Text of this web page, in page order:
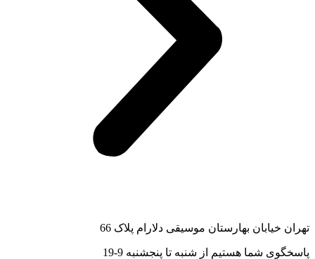
تهران خیابان بهارستان موسیقی دلارام پلاک 66
پاسخگوی شما هستیم از شنبه تا پنجشنبه 9-19